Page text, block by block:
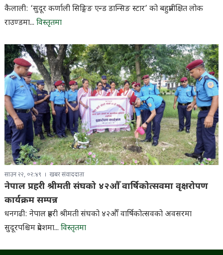
कैलाली: ‘सुदूर कर्णाली सिङ्गिङ एन्ड डान्सिङ स्टार’ को बहुप्रतीक्षित लोक
राउण्डमा... विस्तृतमा
साउन २२, ०२:४९ खबर संवाददाता
नेपाल प्रहरी श्रीमती संघको ४२औँ वार्षिकोत्सवमा वृक्षरोपण
कार्यक्रम सम्पन्न
धनगढी: नेपाल प्रहरी श्रीमती संघको ४२औँ वार्षिकोत्सवको अवसरमा
सुदूरपश्चिम प्रदेशमा... विस्तृतमा